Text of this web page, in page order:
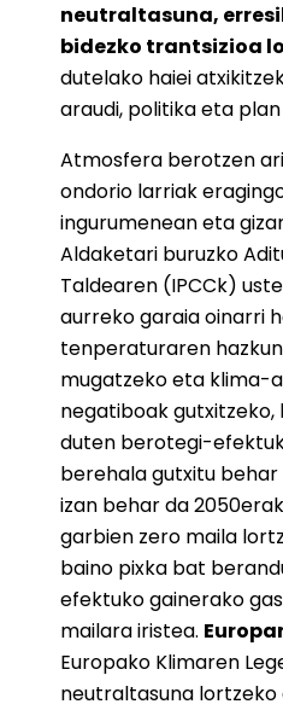
neutraltasuna,
bidezko trantsizioa
dutelako haiei
araudi, politika eta
Atmosfera berotzen
ondorio larriak
ingurumenean eta
Aldaketari buruzko
Taldearen (IPCCk)
aurreko garaia oinarri
tenperaturaren
mugatzeko eta klima-
negatiboak
duten berotegi-
berehala gutxitu behar
izan behar da
garbien zero maila
baino pixka bat
efektuko gainerako
mailara iristea.
Europako Klimaren
neutraltasuna lortzeko